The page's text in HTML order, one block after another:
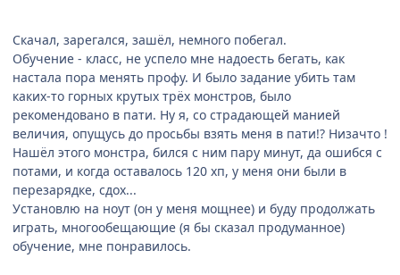
Скачал, зарегался, зашёл, немного побегал.
Обучение - класс, не успело мне надоесть бегать, как
настала пора менять профу. И было задание убить там
каких-то горных крутых трёх монстров, было
рекомендовано в пати. Ну я, со страдающей манией
величия, опущусь до просьбы взять меня в пати!? Низачто !
Нашёл этого монстра, бился с ним пару минут, да ошибся с
потами, и когда оставалось 120 хп, у меня они были в
перезарядке, сдох...
Установлю на ноут (он у меня мощнее) и буду продолжать
играть, многообещающие (я бы сказал продуманное)
обучение, мне понравилось.